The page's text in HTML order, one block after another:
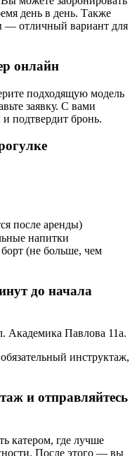
день в день. Также
— отличный вариант для
онлайн
подходящую модель
заявку. С вами
подтвердит бронь.
после аренды)
напитки
(не больше, чем
до начала
Академика Павлова 11а.
инструктаж,
и отправляйтесь
катером, где лучше
После этого — вы